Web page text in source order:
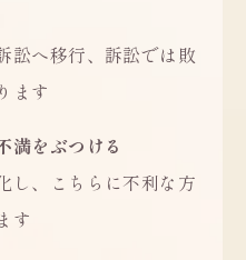
訟へ移行、訴訟では敗
ます
満をぶつける
し、こちらに不利な方
す